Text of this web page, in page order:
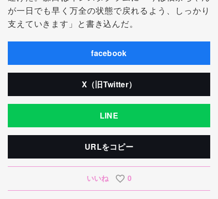
が一日でも早く万全の状態で戻れるよう、しっかり
支えていきます」と書き込んだ。
facebook
X（旧Twitter）
LINE
URLをコピー
いいね 0